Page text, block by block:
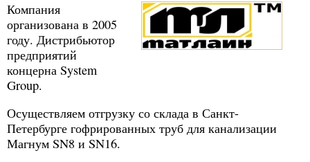
Компания
организована в 2005
году. Дистрибьютор
предприятий
концерна System
Group.
Осуществляем отгрузку со склада в Санкт-
Петербурге гофрированных труб для канализации
Магнум SN8 и SN16.